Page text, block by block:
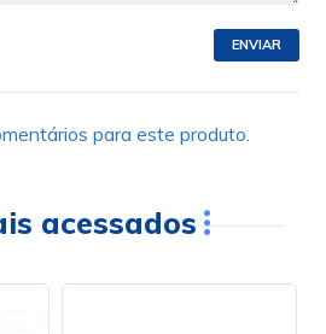
ENVIAR
para este produto.
acessados